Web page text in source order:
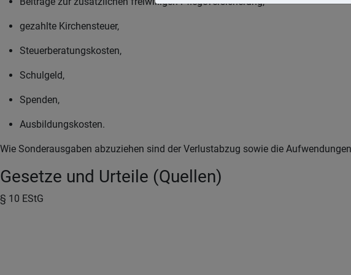
gezahlte Kirchensteuer,
Steuerberatungskosten,
Schulgeld,
Spenden,
Ausbildungskosten.
Wie Sonderausgaben abzuziehen sind der Verlustabzug sowie die
Gesetze und Urteile (Quellen)
§ 10 EStG